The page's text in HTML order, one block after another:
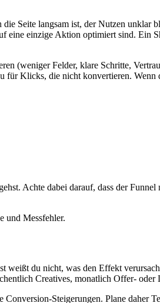
Seite langsam ist, der Nutzen unklar
eine einzige Aktion optimiert sind. Ein
(weniger Felder, klare Schritte,
für Klicks, die nicht konvertieren. Wenn
Achte dabei darauf, dass der Funnel
und Messfehler.
weißt du nicht, was den Effekt
Creatives, monatlich Offer- oder
Steigerungen. Plane daher